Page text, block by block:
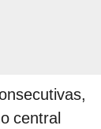
central